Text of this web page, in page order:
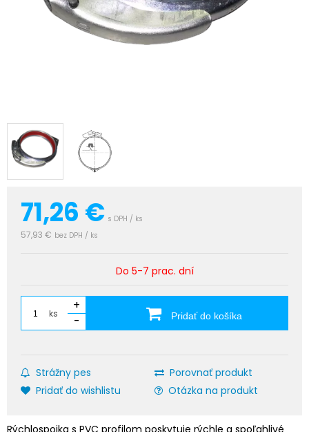
71,26 € s DPH / ks
57,93 € bez DPH / ks
Do 5-7 prac. dní
ks
+
-
Pridať do košíka
Strážny pes
Porovnať produkt
Pridať do wishlistu
Otázka na produkt
Rýchlospojka s PVC profilom poskytuje rýchle a spoľahlivé